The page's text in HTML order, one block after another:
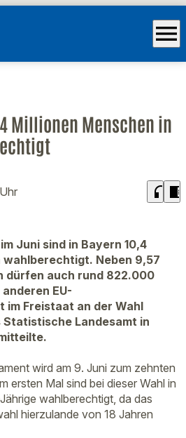
menu
Millionen Menschen in
headphones chrome_reader_mode
Juni sind in Bayern 10,4
wahlberechtigt. Neben 9,57
dürfen auch rund 822.000
EU-
im Freistaat an der Wahl
Landesamt in
wird am 9. Juni zum zehnten
ersten Mal sind bei dieser Wahl in
wahlberechtigt, da das
hierzulande von 18 Jahren